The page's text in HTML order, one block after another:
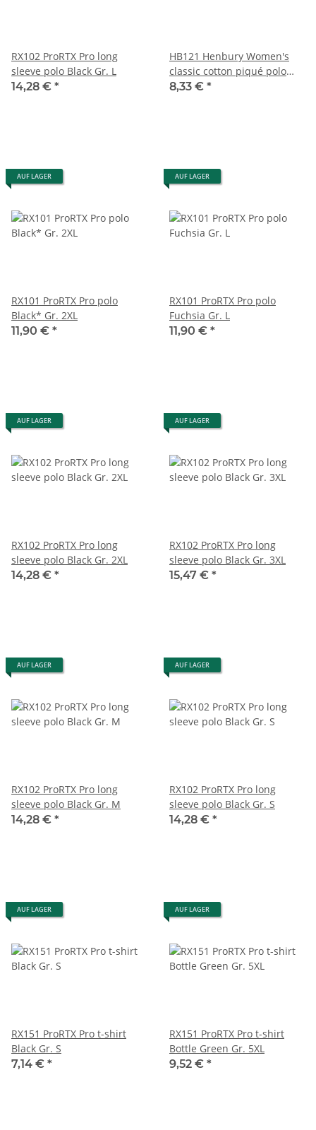
RX102 ProRTX Pro long
sleeve polo Black Gr. L
14,28 € *
HB121 Henbury Women's
classic cotton piqué polo
shirt White Gr. L
8,33 € *
AUF LAGER
RX101 ProRTX Pro polo
Black* Gr. 2XL
11,90 € *
AUF LAGER
RX101 ProRTX Pro polo
Fuchsia Gr. L
11,90 € *
AUF LAGER
RX102 ProRTX Pro long
sleeve polo Black Gr. 2XL
14,28 € *
AUF LAGER
RX102 ProRTX Pro long
sleeve polo Black Gr. 3XL
15,47 € *
AUF LAGER
RX102 ProRTX Pro long
sleeve polo Black Gr. M
14,28 € *
AUF LAGER
RX102 ProRTX Pro long
sleeve polo Black Gr. S
14,28 € *
AUF LAGER
RX151 ProRTX Pro t-shirt
Black Gr. S
7,14 € *
AUF LAGER
RX151 ProRTX Pro t-shirt
Bottle Green Gr. 5XL
9,52 € *